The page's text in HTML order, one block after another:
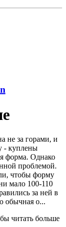
не за горами, и
- куплены
форма. Однако
проблемой.
чтобы форму
мало 100-110
за ней в
обычная о...
читать больше